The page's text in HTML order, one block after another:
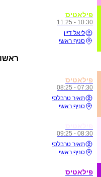
פילאטיס
10:30 - 11:25
ליאל דיין
סניף ראשי
פילאטיס
07:30 - 08:25
תאיר טרבלסי
סניף ראשי
08:30 - 09:25
תאיר טרבלסי
סניף ראשי
פילאטיס